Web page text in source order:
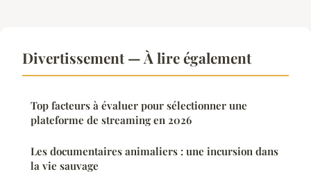
Divertissement — À lire également
Top facteurs à évaluer pour sélectionner une
plateforme de streaming en 2026
Les documentaires animaliers : une incursion dans
la vie sauvage